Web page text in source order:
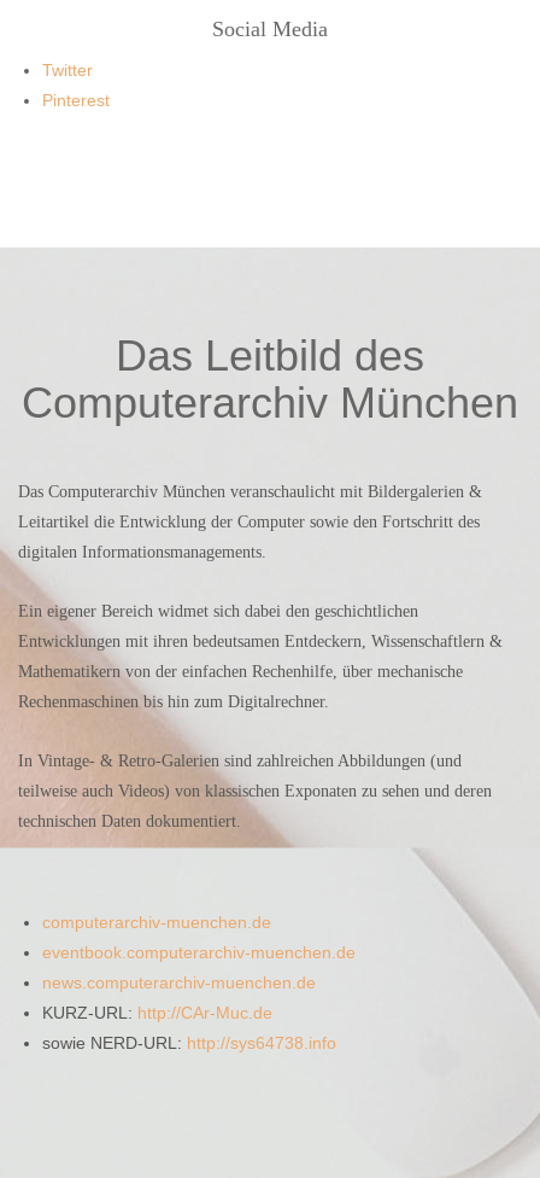
Social Media
Twitter
Pinterest
Das Leitbild des
Computerarchiv München
Das Computerarchiv München veranschaulicht mit Bildergalerien &
Leitartikel die Entwicklung der Computer sowie den Fortschritt des
digitalen Informationsmanagements.
Ein eigener Bereich widmet sich dabei den geschichtlichen
Entwicklungen mit ihren bedeutsamen Entdeckern, Wissenschaftlern &
Mathematikern von der einfachen Rechenhilfe, über mechanische
Rechenmaschinen bis hin zum Digitalrechner.
In Vintage- & Retro-Galerien sind zahlreichen Abbildungen (und
teilweise auch Videos) von klassischen Exponaten zu sehen und deren
technischen Daten dokumentiert.
computerarchiv-muenchen.de
eventbook.computerarchiv-muenchen.de
news.computerarchiv-muenchen.de
KURZ-URL: http://CAr-Muc.de
sowie NERD-URL: http://sys64738.info